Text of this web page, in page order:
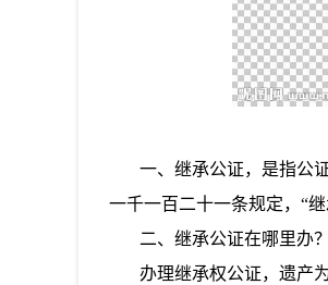
一、继承公证，是指公证
一千一百二十一条规定，“
二、继承公证在哪里办？
办理继承权公证，遗产为